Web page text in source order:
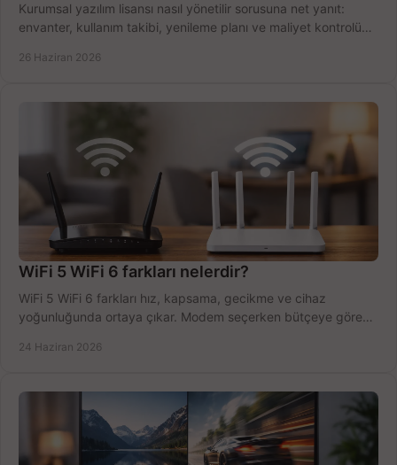
Kurumsal yazılım lisansı nasıl yönetilir sorusuna net yanıt:
envanter, kullanım takibi, yenileme planı ve maliyet kontrolü
26 Haziran 2026
WiFi 5 WiFi 6 farkları nelerdir?
WiFi 5 WiFi 6 farkları hız, kapsama, gecikme ve cihaz
yoğunluğunda ortaya çıkar. Modem seçerken bütçeye göre
24 Haziran 2026